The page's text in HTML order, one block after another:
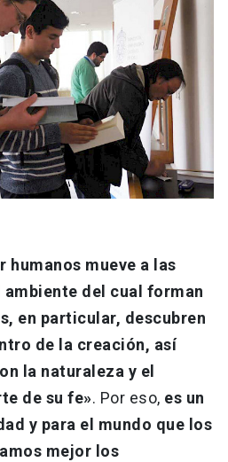
launch
launch
humanos mueve a las
ambiente del cual forman
en particular, descubren
de la creación, así
la naturaleza y el
de su fe». Por eso, es un
y para el mundo que los
mejor los